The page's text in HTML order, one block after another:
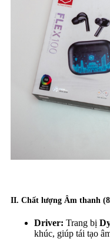
II. Chất lượng Âm thanh
Driver: Trang bị
khúc, giúp tái tạo